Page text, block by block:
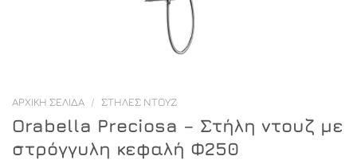
ΑΡΧΙΚΉ ΣΕΛΊΔΑ / ΣΤΉΛΕΣ ΝΤΟΥΖ
Orabella Preciosa – Στήλη ντουζ με
στρόγγυλη κεφαλή Φ250